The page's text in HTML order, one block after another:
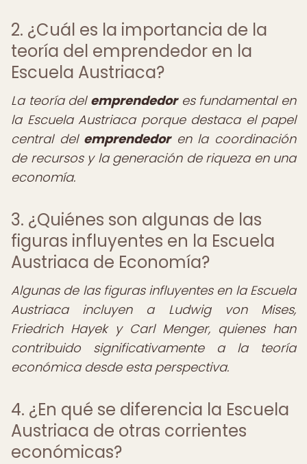
2. ¿Cuál es la importancia de la
teoría del emprendedor en la
Escuela Austriaca?
La teoría del emprendedores fundamental en
la Escuela Austriaca porque destaca el papel
central del emprendedoren la coordinación
de recursos y la generación de riqueza en una
economía.
3. ¿Quiénes son algunas de las
figuras influyentes en la Escuela
Austriaca de Economía?
Algunas de las figuras influyentes en la Escuela
Austriaca incluyen a Ludwig von Mises,
Friedrich Hayek y Carl Menger, quienes han
contribuido significativamente a la teoría
económica desde esta perspectiva.
4. ¿En qué se diferencia la Escuela
Austriaca de otras corrientes
económicas?